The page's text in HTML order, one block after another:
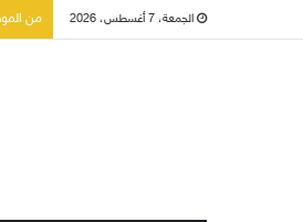
الجمعة، 7 أغسطس، 2026 من